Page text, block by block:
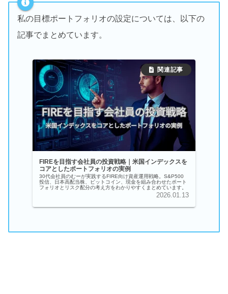
私の目標ポートフォリオの設定については、以下の
記事でまとめています。
FIREを目指す会社員の投資戦略｜米国インデックスを
コアとしたポートフォリオの実例
30代会社員のむーが実践するFIRE向け資産運用戦略。S&P500
投信、日本高配当株、ビットコイン、現金を組み合わせたポート
フォリオとリスク配分の考え方をわかりやすくまとめています。
2026.01.13